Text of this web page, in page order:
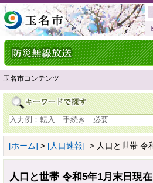
玉名市コンテンツ
[ホーム] > [人口速報] > 人口と世帯 令
人口と世帯 令和5年1月末日現在